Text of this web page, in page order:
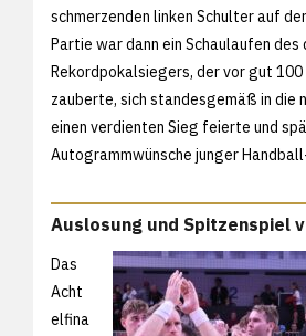
schmerzenden linken Schulter auf
Partie war dann ein Schaulaufen des
Rekordpokalsiegers, der vor gut 100
zauberte, sich standesgemäß in die
einen verdienten Sieg feierte und
Autogrammwünsche junger
Auslosung und Spitzenspiel
Das
Acht
elfina